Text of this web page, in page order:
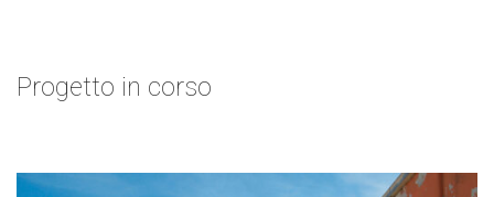
Progetto in corso